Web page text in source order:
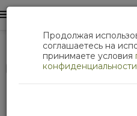
Кардиотренажеры
Нет в наличии
Продолжая
соглашаетесь на
принимаете условия
конфиденциальности